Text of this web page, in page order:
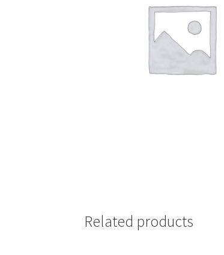
Related products